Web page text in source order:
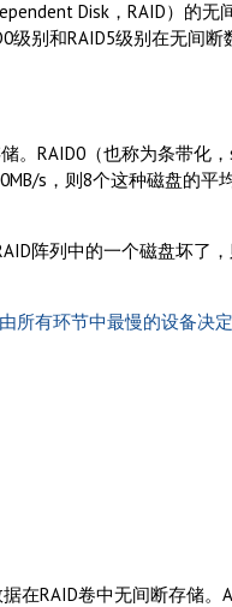
Disk，RAID）的
级别和RAID5级别在无间
。RAID0（也称为条带化
s，则8个这种磁盘的平
阵列中的一个磁盘坏了
所有环节中最慢的设备决定
在RAID卷中无间断存储